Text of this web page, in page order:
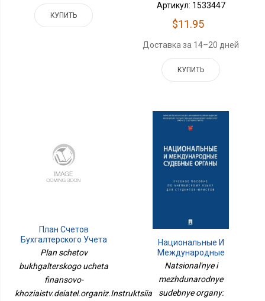
КУПИТЬ
Артикул: 1533447
$11.95
Доставка за 14–20 дней
КУПИТЬ
План Счетов
Бухгалтерского Учета
Финансово-
По
Plan schetov
bukhgalterskogo ucheta
finansovo-
khoziaistv.deiatel.organiz.Instruktsiia
Национальные И
Международные
Судебные Органы:
Учебное Пособие По
Английскому Языку Для
Студентов-Юристов
Natsional'nye i
mezhdunarodnye
sudebnye organy: